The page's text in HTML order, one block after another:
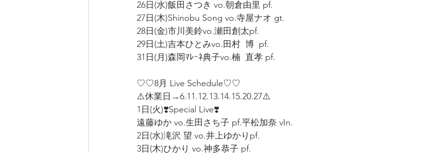
26日(水)飯田さつき vo.朝倉由里 pf.
27日(木)Shinobu Song vo.寺屋ナオ gt.
28日(金)市川美鈴vo.瀬田創太pf.
29日(土)吉本ひとみvo.田村  博  pf.
31日(月)森岡ﾏﾚｰﾈ典子vo.楠  直孝 pf.
♡♡8月 Live Schedule♡♡
⚠️休業日→6.11.12.13.14.15.20.27⚠️
1日(火)❣️Special Live❣️
遠藤ゆか vo.生田さち子 pf.平松加奈 vIn.
2日(水)滝沢 望 vo.井上ゆかりpf.
3日(木)ひかり vo.神多恭子 pf.